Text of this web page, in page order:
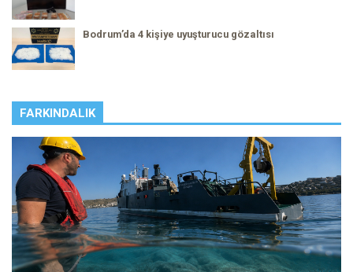
Bodrum’da 4 kişiye uyuşturucu gözaltısı
FARKINDALIK